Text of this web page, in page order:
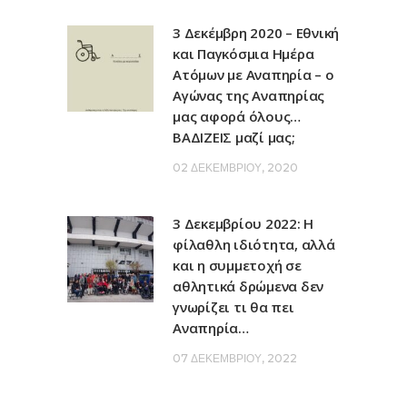
3 Δεκέμβρη 2020 – Εθνική
και Παγκόσμια Ημέρα
Ατόμων με Αναπηρία – ο
Αγώνας της Αναπηρίας
μας αφορά όλους…
ΒΑΔΙΖΕΙΣ μαζί μας;
02 ΔΕΚΕΜΒΡΊΟΥ, 2020
3 Δεκεμβρίου 2022: Η
φίλαθλη ιδιότητα, αλλά
και η συμμετοχή σε
αθλητικά δρώμενα δεν
γνωρίζει τι θα πει
Αναπηρία…
07 ΔΕΚΕΜΒΡΊΟΥ, 2022